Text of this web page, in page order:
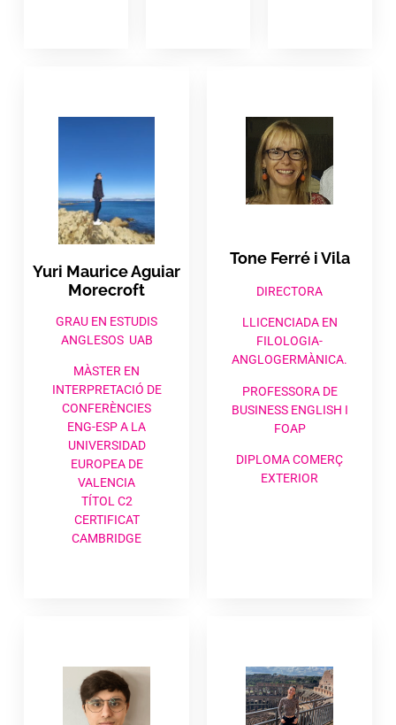
Yuri Maurice Aguiar
Morecroft
GRAU EN ESTUDIS
ANGLESOS UAB
MÀSTER EN
INTERPRETACIÓ DE
CONFERÈNCIES
ENG-ESP A LA
UNIVERSIDAD
EUROPEA DE
VALENCIA
TÍTOL C2
CERTIFICAT
CAMBRIDGE
Tone Ferré i Vila​
DIRECTORA
LLICENCIADA EN
FILOLOGIA-
ANGLOGERMÀNICA.
PROFESSORA DE
BUSINESS ENGLISH I
FOAP
DIPLOMA COMERÇ
EXTERIOR